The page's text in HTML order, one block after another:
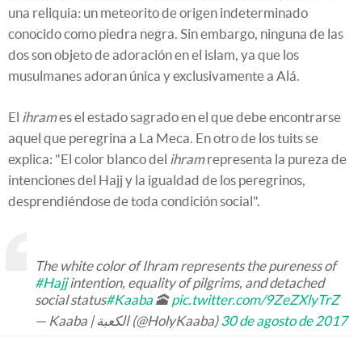
una reliquia: un meteorito de origen indeterminado
conocido como piedra negra. Sin embargo, ninguna de las
dos son objeto de adoración en el islam, ya que los
musulmanes adoran única y exclusivamente a Alá.
El ihrames el estado sagrado en el que debe encontrarse
aquel que peregrina a La Meca. En otro de los tuits se
explica: "El color blanco del ihramrepresenta la pureza de
intenciones del Hajj y la igualdad de los peregrinos,
desprendiéndose de toda condición social".
The white color of Ihram represents the pureness of
#Hajjintention, equality of pilgrims, and detached
social status#Kaaba 🕋pic.twitter.com/9ZeZXlyTrZ
— Kaaba | الكعبة (@HolyKaaba)30 de agosto de 2017